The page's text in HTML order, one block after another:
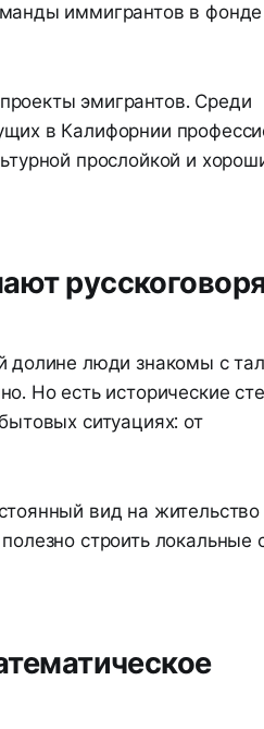
иммигрантов в
эмигрантов. Среди
в Калифорнии
прослойкой и
долине люди знакомы с
Но есть исторические
ситуациях: от
вид на
строить локальные